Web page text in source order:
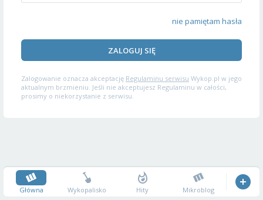
nie pamiętam hasła
ZALOGUJ SIĘ
Zalogowanie oznacza akceptację Regulaminu serwisu Wykop.pl w jego
aktualnym brzmieniu. Jeśli nie akceptujesz Regulaminu w całości,
prosimy o niekorzystanie z serwisu.
Główna Wykopalisko Hity Mikroblog